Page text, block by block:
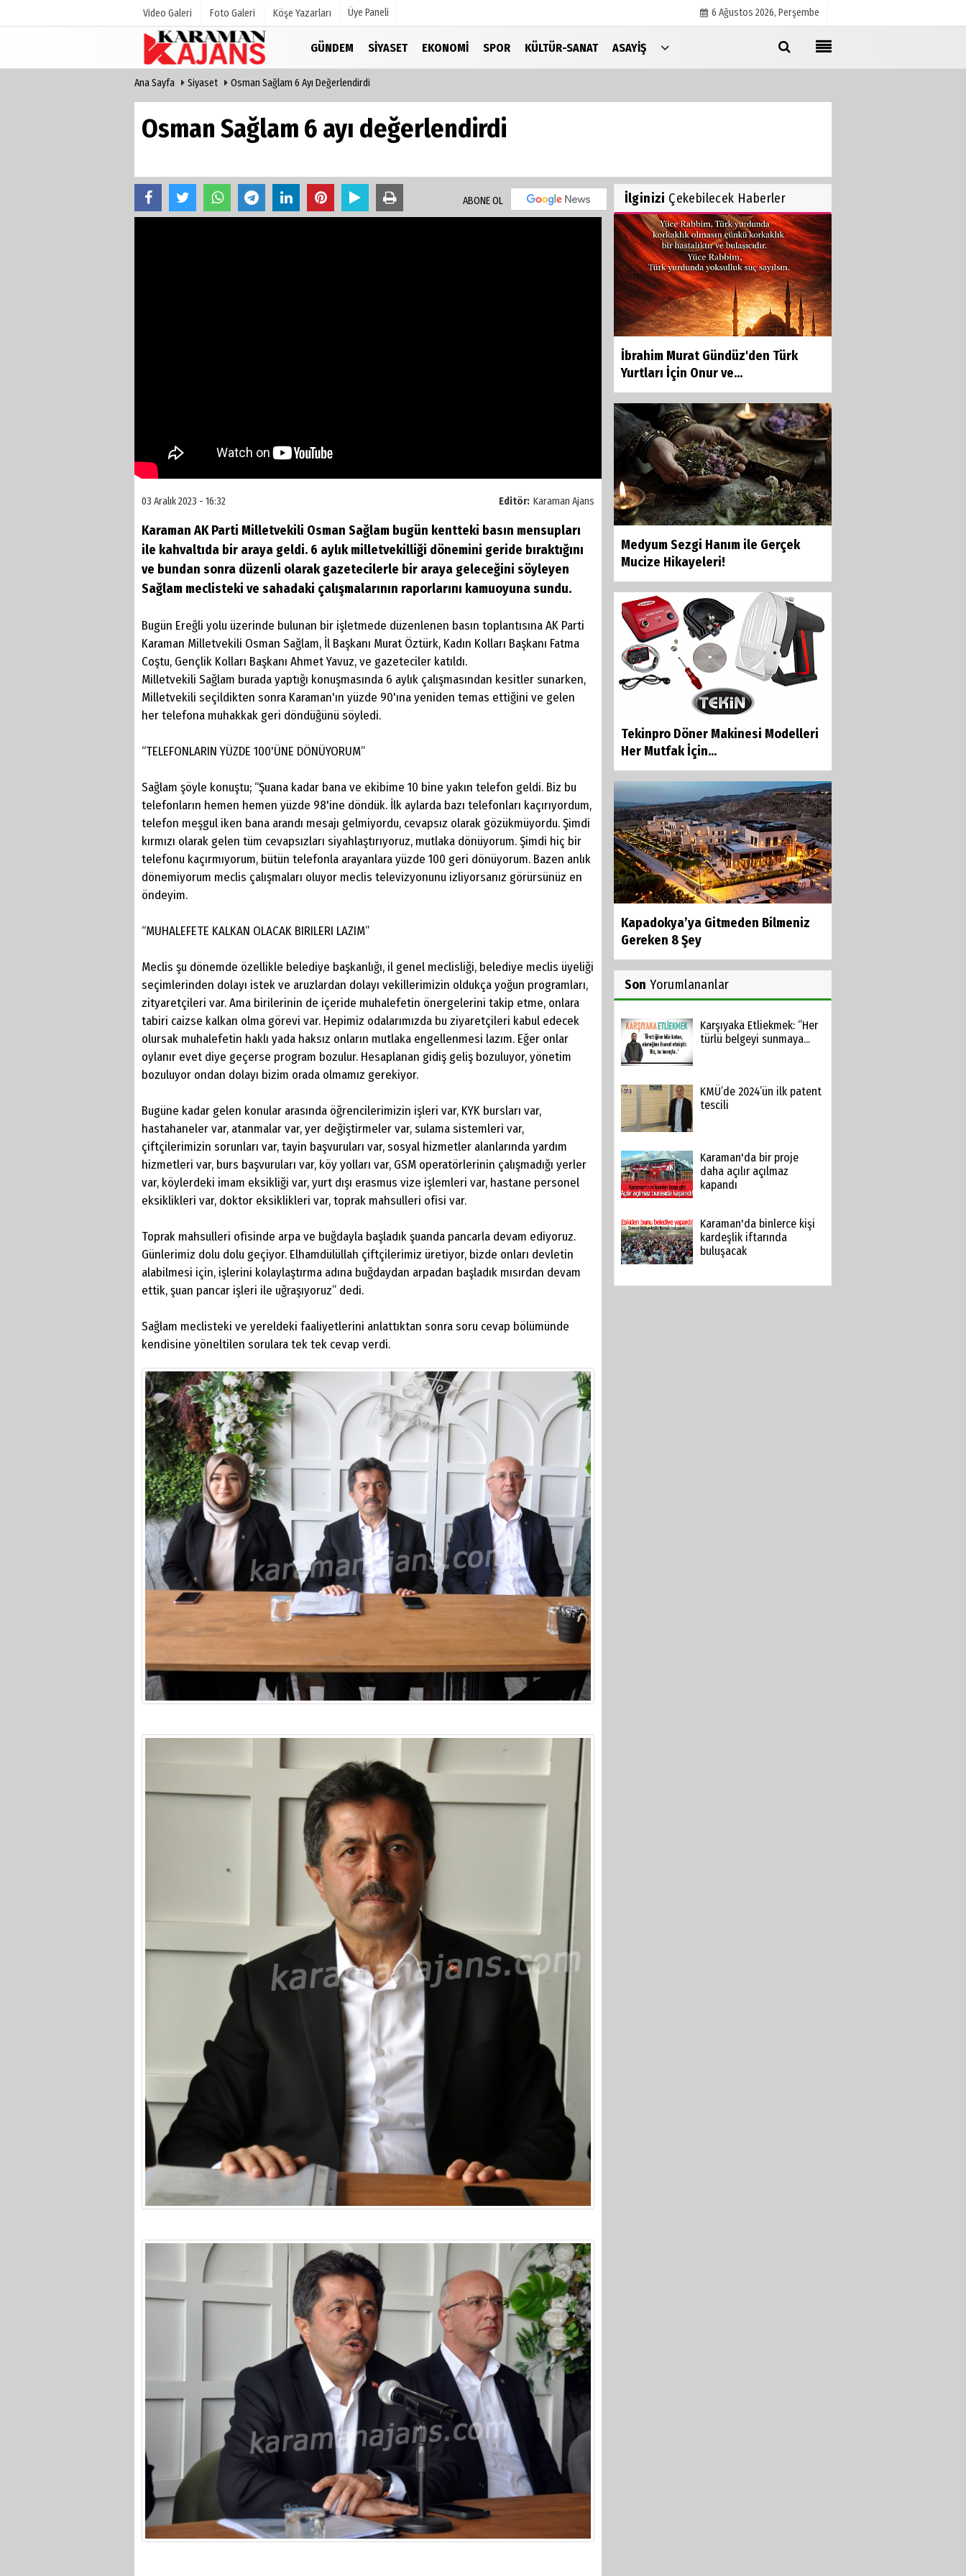
Video Galeri Foto Galeri Köşe Yazarları Üye Paneli 6 Ağustos 2026, Perşembe
GÜNDEM SIYASET EKONOMI SPOR KÜLTÜR-SANAT ASAYIŞ
Hava Durumu
Anketler
Foto Galeri
Ana Sayfa Siyaset Osman Sağlam 6 Ayı Değerlendirdi
Osman Sağlam 6 ayı değerlendirdi
ABONE OL
Editör: Karaman Ajans
03 Aralık 2023 - 16:32
Karaman AK Parti Milletvekili Osman Sağlam bugün kentteki basın mensupları
ile kahvaltıda bir araya geldi. 6 aylık milletvekilliği dönemini geride bıraktığını
ve bundan sonra düzenli olarak gazetecilerle bir araya geleceğini söyleyen
Sağlam meclisteki ve sahadaki çalışmalarının raporlarını kamuoyuna sundu.
Bugün Ereğli yolu üzerinde bulunan bir işletmede düzenlenen basın toplantısına AK Parti
Karaman Milletvekili Osman Sağlam, İl Başkanı Murat Öztürk, Kadın Kolları Başkanı Fatma
Coştu, Gençlik Kolları Başkanı Ahmet Yavuz, ve gazeteciler katıldı.
Milletvekili Sağlam burada yaptığı konuşmasında 6 aylık çalışmasından kesitler sunarken,
Milletvekili seçildikten sonra Karaman'ın yüzde 90'ına yeniden temas ettiğini ve gelen
her telefona muhakkak geri döndüğünü söyledi.
“TELEFONLARIN YÜZDE 100'ÜNE DÖNÜYORUM”
Sağlam şöyle konuştu; “Şuana kadar bana ve ekibime 10 bine yakın telefon geldi. Biz bu
telefonların hemen hemen yüzde 98'ine döndük. İlk aylarda bazı telefonları kaçırıyordum,
telefon meşgul iken bana arandı mesajı gelmiyordu, cevapsız olarak gözükmüyordu. Şimdi
kırmızı olarak gelen tüm cevapsızları siyahlaştırıyoruz, mutlaka dönüyorum. Şimdi hiç bir
telefonu kaçırmıyorum, bütün telefonla arayanlara yüzde 100 geri dönüyorum. Bazen anlık
dönemiyorum meclis çalışmaları oluyor meclis televizyonunu izliyorsanız görürsünüz en
öndeyim.
“MUHALEFETE KALKAN OLACAK BIRILERI LAZIM”
Meclis şu dönemde özellikle belediye başkanlığı, il genel meclisliği, belediye meclis üyeliği
seçimlerinden dolayı istek ve aruzlardan dolayı vekillerimizin oldukça yoğun programları,
zityaretçileri var. Ama birilerinin de içeride muhalefetin önergelerini takip etme, onlara
tabiri caizse kalkan olma görevi var. Hepimiz odalarımızda bu ziyaretçileri kabul edecek
olursak muhalefetin haklı yada haksız onların mutlaka engellenmesi lazım. Eğer onlar
oylanır evet diye geçerse program bozulur. Hesaplanan gidiş geliş bozuluyor, yönetim
bozuluyor ondan dolayı bizim orada olmamız gerekiyor.
Bugüne kadar gelen konular arasında öğrencilerimizin işleri var, KYK bursları var,
hastahaneler var, atanmalar var, yer değiştirmeler var, sulama sistemleri var,
çiftçilerimizin sorunları var, tayin başvuruları var, sosyal hizmetler alanlarında yardım
hizmetleri var, burs başvuruları var, köy yolları var, GSM operatörlerinin çalışmadığı yerler
var, köylerdeki imam eksikliği var, yurt dışı erasmus vize işlemleri var, hastane personel
eksiklikleri var, doktor eksiklikleri var, toprak mahsulleri ofisi var.
Toprak mahsulleri ofisinde arpa ve buğdayla başladık şuanda pancarla devam ediyoruz.
Günlerimiz dolu dolu geçiyor. Elhamdülüllah çiftçilerimiz üretiyor, bizde onları devletin
alabilmesi için, işlerini kolaylaştırma adına buğdaydan arpadan başladık mısırdan devam
ettik, şuan pancar işleri ile uğraşıyoruz” dedi.
Sağlam meclisteki ve yereldeki faaliyetlerini anlattıktan sonra soru cevap bölümünde
kendisine yöneltilen sorulara tek tek cevap verdi.
İlginizi Çekebilecek Haberler
İbrahim Murat Gündüz'den Türk
Yurtları İçin Onur ve...
Medyum Sezgi Hanım ile Gerçek
Mucize Hikayeleri!
Tekinpro Döner Makinesi Modelleri
Her Mutfak İçin...
Kapadokya’ya Gitmeden Bilmeniz
Gereken 8 Şey
Son Yorumlananlar
Karşıyaka Etliekmek: ‘’Her
türlü belgeyi sunmaya...
KMÜ’de 2024’ün ilk patent
tescili
Karaman'da bir proje
daha açılır açılmaz
kapandı
Karaman'da binlerce kişi
kardeşlik iftarında
buluşacak